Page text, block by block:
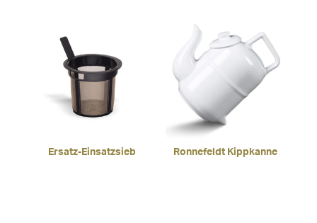
Ersatz-Einsatzsieb Ronnefeldt Kippkanne